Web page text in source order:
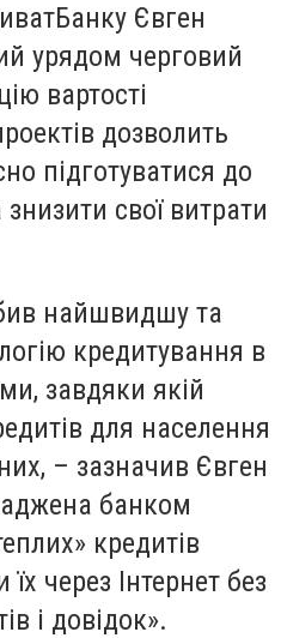
Євген
урядом черговий
вартості
дозволить
підготуватися до
свої витрати
найшвидшу та
кредитування в
завдяки якій
для населення
– зазначив Євген
банком
кредитів
через Інтернет без
і довідок».